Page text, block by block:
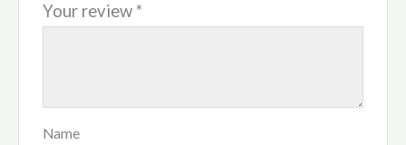
Your review *
Name